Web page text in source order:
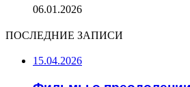
06.01.2026
ПОСЛЕДНИЕ ЗАПИСИ
15.04.2026